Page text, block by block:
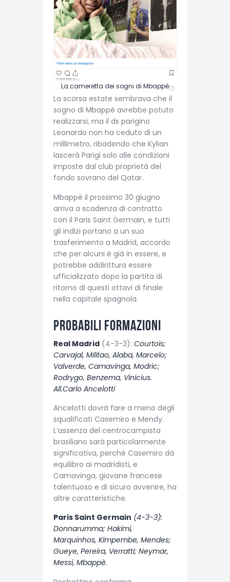
La cameretta dei sogni di Mbappè
La scorsa estate sembrava che il
sogno di Mbappè avrebbe potuto
realizzarsi, ma il ds parigino
Leonardo non ha ceduto di un
millimetro, ribadendo che Kylian
lascerà Parigi solo alle condizioni
imposte dal club proprietà del
fondo sovrano del Qatar.
Mbappè il prossimo 30 giugno
arriva a scadenza di contratto
con il Paris Saint Germain, e tutti
gli indizi portano a un suo
trasferimento a Madrid, accordo
che per alcuni è già in essere, e
potrebbe addirittura essere
ufficializzato dopo la partita di
ritorno di questi ottavi di finale
nella capitale spagnola.
Probabili formazioni
Real Madrid (4-3-3): Courtois;
Carvajal, Militao, Alaba, Marcelo;
Valverde, Camavinga, Modric;
Rodrygo, Benzema, Vinicius.
All.Carlo Ancelotti
Ancelotti dovrà fare a meno degli
squalificati Casemiro e Mendy.
L’assenza del centrocampista
brasiliano sarà particolarmente
significativa, perché Casemiro dà
equilibro ai madridisti, e
Camavinga, giovane francese
talentuoso e di sicuro avvenire, ha
altre caratteristiche.
Paris Saint Germain (4-3-3):
Donnarumma; Hakimi,
Marquinhos, Kimpembe, Mendes;
Gueye, Pereira, Verratti; Neymar,
Messi, Mbappè.